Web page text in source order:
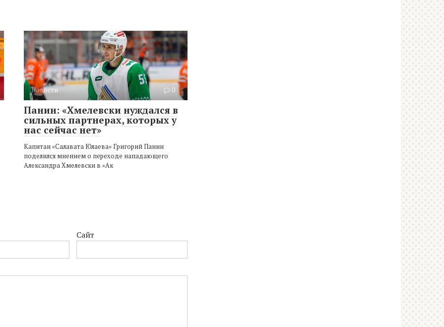
Новости 0
Панин: «Хмелевски нуждался в
сильных партнерах, которых у
нас сейчас нет»
Капитан «Салавата Юлаева» Григорий Панин
поделился мнением о переходе нападающего
Александра Хмелевски в «Ак
Сайт